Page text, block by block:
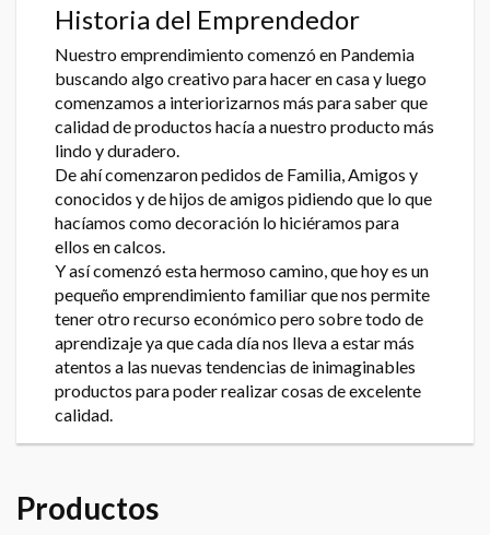
Historia del Emprendedor
Nuestro emprendimiento comenzó en Pandemia
buscando algo creativo para hacer en casa y luego
comenzamos a interiorizarnos más para saber que
calidad de productos hacía a nuestro producto más
lindo y duradero.
De ahí comenzaron pedidos de Familia, Amigos y
conocidos y de hijos de amigos pidiendo que lo que
hacíamos como decoración lo hiciéramos para
ellos en calcos.
Y así comenzó esta hermoso camino, que hoy es un
pequeño emprendimiento familiar que nos permite
tener otro recurso económico pero sobre todo de
aprendizaje ya que cada día nos lleva a estar más
atentos a las nuevas tendencias de inimaginables
productos para poder realizar cosas de excelente
calidad.
Productos